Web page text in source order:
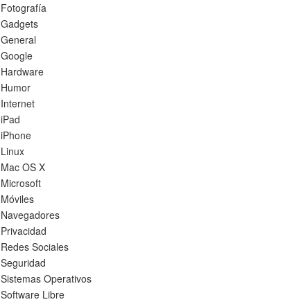
Fotografía
Gadgets
General
Google
Hardware
Humor
Internet
iPad
iPhone
Linux
Mac OS X
Microsoft
Móviles
Navegadores
Privacidad
Redes Sociales
Seguridad
Sistemas Operativos
Software Libre